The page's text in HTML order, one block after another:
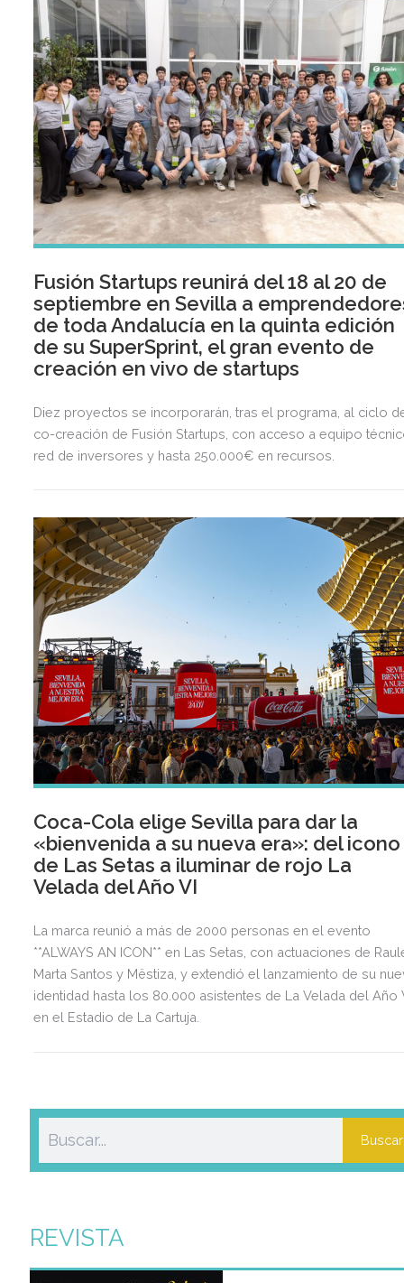
Fusión Startups reunirá del 18 al 20 de
septiembre en Sevilla a
de toda Andalucía en la quinta edición
de su SuperSprint, el gran evento de
creación en vivo de startups
Diez proyectos se incorporarán, tras el programa, al ciclo
co-creación de Fusión Startups, con acceso a equipo
red de inversores y hasta 250.000€ en recursos.
Coca-Cola elige Sevilla para dar la
«bienvenida a su nueva era»: del icono
de Las Setas a iluminar de rojo La
Velada del Año VI
La marca reunió a más de 2000 personas en el evento
**ALWAYS AN ICON** en Las Setas, con actuaciones de
Marta Santos y Mëstiza, y extendió el lanzamiento de su
identidad hasta los 80.000 asistentes de La Velada del Año
en el Estadio de La Cartuja.
Buscar
REVISTA